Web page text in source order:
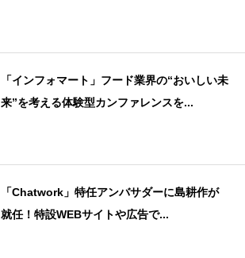
「インフォマート」フード業界の“おいしい未
来”を考える体験型カンファレンスを...
「Chatwork」特任アンバサダーに島耕作が
就任！特設WEBサイトや広告で...